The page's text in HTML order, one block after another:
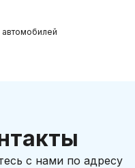
автомобилей
с нами по адресу